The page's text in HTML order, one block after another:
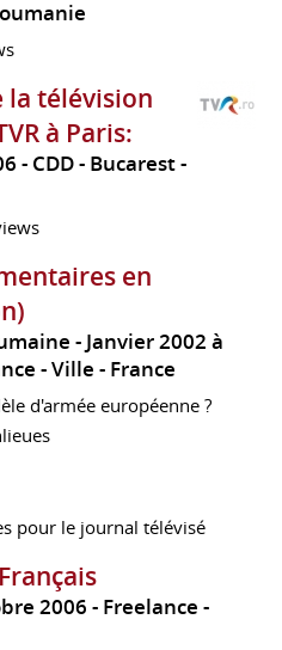
la télévision
à Paris:
CDD
Bucarest
en
Janvier 2002 à
Ville France
d'armée européenne ?
pour le journal télévisé
2006 Freelance